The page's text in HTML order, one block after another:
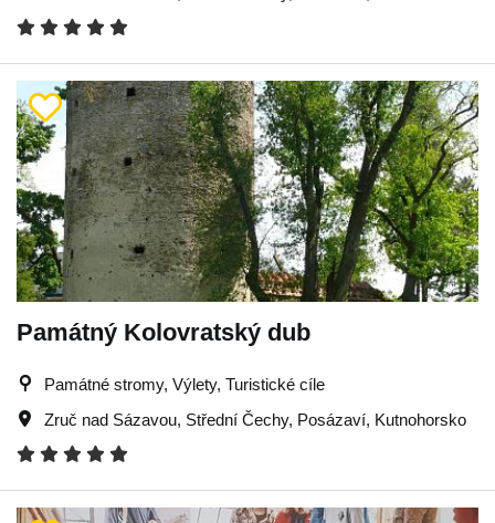
Památný Kolovratský dub
Památné stromy, Výlety, Turistické cíle
Zruč nad Sázavou, Střední Čechy, Posázaví, Kutnohorsko